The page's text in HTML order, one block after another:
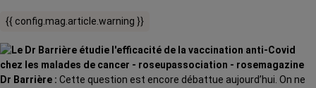
{{ config.mag.article.warning }}
Dr Barrière : Cette question est encore débattue aujourd’hui. On ne